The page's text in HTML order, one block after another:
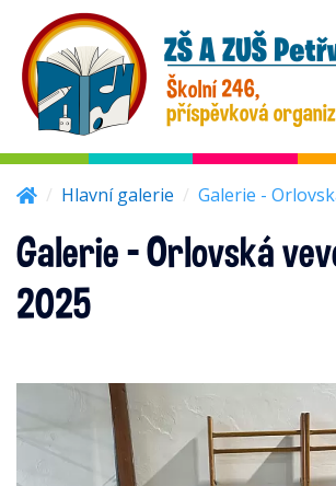
hlavní obsah
menu
Hlavní galerie Galerie -
Galerie - Orlovská
2025